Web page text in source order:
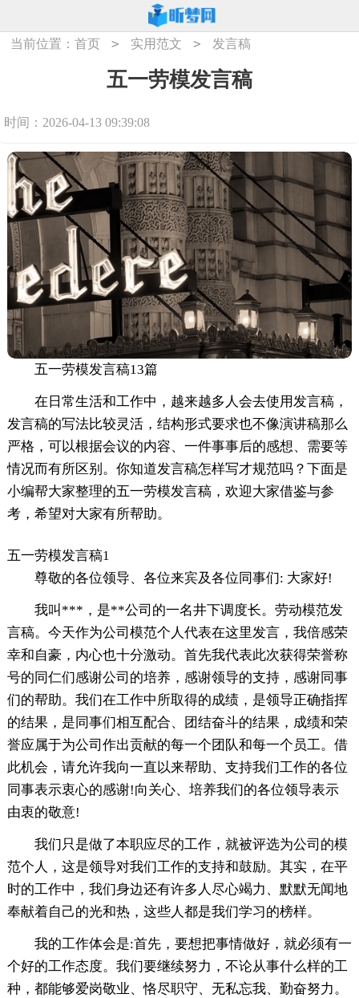
当前位置：首页 > 实用范文 > 发言稿
五一劳模发言稿
时间：2026-04-13 09:39:08
五一劳模发言稿13篇
在日常生活和工作中，越来越多人会去使用发言稿，
发言稿的写法比较灵活，结构形式要求也不像演讲稿那么
严格，可以根据会议的内容、一件事事后的感想、需要等
情况而有所区别。你知道发言稿怎样写才规范吗？下面是
小编帮大家整理的五一劳模发言稿，欢迎大家借鉴与参
考，希望对大家有所帮助。
五一劳模发言稿1
尊敬的各位领导、各位来宾及各位同事们: 大家好!
我叫***，是**公司的一名井下调度长。劳动模范发
言稿。今天作为公司模范个人代表在这里发言，我倍感荣
幸和自豪，内心也十分激动。首先我代表此次获得荣誉称
号的同仁们感谢公司的培养，感谢领导的支持，感谢同事
们的帮助。我们在工作中所取得的成绩，是领导正确指挥
的结果，是同事们相互配合、团结奋斗的结果，成绩和荣
誉应属于为公司作出贡献的每一个团队和每一个员工。借
此机会，请允许我向一直以来帮助、支持我们工作的各位
同事表示衷心的感谢!向关心、培养我们的各位领导表示
由衷的敬意!
我们只是做了本职应尽的工作，就被评选为公司的模
范个人，这是领导对我们工作的支持和鼓励。其实，在平
时的工作中，我们身边还有许多人尽心竭力、默默无闻地
奉献着自己的光和热，这些人都是我们学习的榜样。
我的工作体会是:首先，要想把事情做好，就必须有一
个好的工作态度。我们要继续努力，不论从事什么样的工
种，都能够爱岗敬业、恪尽职守、无私忘我、勤奋努力。